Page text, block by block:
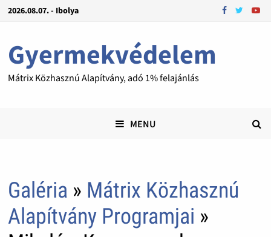
2026.08.07. - Ibolya
Gyermekvédelem
Mátrix Közhasznú Alapítvány, adó 1% felajánlás
MENU
Galéria » Mátrix Közhasznú
Alapítvány Programjai »